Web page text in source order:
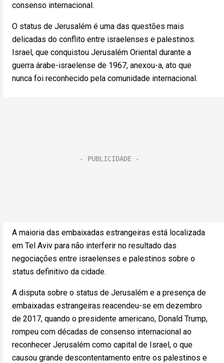
consenso internacional.
O status de Jerusalém é uma das questões mais
delicadas do conflito entre israelenses e palestinos.
Israel, que conquistou Jerusalém Oriental durante a
guerra árabe-israelense de 1967, anexou-a, ato que
nunca foi reconhecido pela comunidade internacional.
A maioria das embaixadas estrangeiras está localizada
em Tel Aviv para não interferir no resultado das
negociações entre israelenses e palestinos sobre o
status definitivo da cidade.
A disputa sobre o status de Jerusalém e a presença de
embaixadas estrangeiras reacendeu-se em dezembro
de 2017, quando o presidente americano, Donald Trump,
rompeu com décadas de consenso internacional ao
reconhecer Jerusalém como capital de Israel, o que
causou grande descontentamento entre os palestinos e